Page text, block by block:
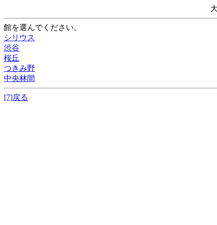
館を選んでください。
シリウス
渋谷
桜丘
つきみ野
中央林間
[7]戻る